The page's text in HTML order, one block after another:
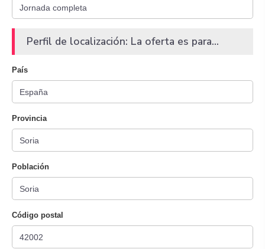
Perfil de localización: La oferta es para...
País
Provincia
Población
Código postal